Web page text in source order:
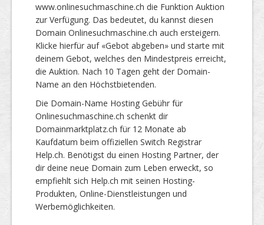
www.onlinesuchmaschine.ch die Funktion Auktion
zur Verfügung. Das bedeutet, du kannst diesen
Domain Onlinesuchmaschine.ch auch ersteigern.
Klicke hierfür auf «Gebot abgeben» und starte mit
deinem Gebot, welches den Mindestpreis erreicht,
die Auktion. Nach 10 Tagen geht der Domain-
Name an den Höchstbietenden.
Die Domain-Name Hosting Gebühr für
Onlinesuchmaschine.ch schenkt dir
Domainmarktplatz.ch für 12 Monate ab
Kaufdatum beim offiziellen Switch Registrar
Help.ch. Benötigst du einen Hosting Partner, der
dir deine neue Domain zum Leben erweckt, so
empfiehlt sich Help.ch mit seinen Hosting-
Produkten, Online-Dienstleistungen und
Werbemöglichkeiten.